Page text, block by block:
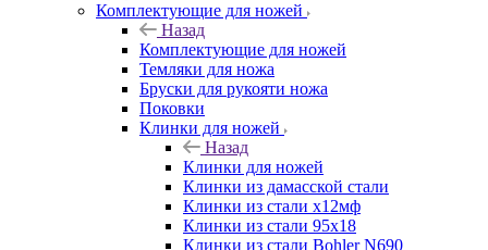
Комплектующие для ножей
Назад
Комплектующие для ножей
Темляки для ножа
Бруски для рукояти ножа
Поковки
Клинки для ножей
Назад
Клинки для ножей
Клинки из дамасской стали
Клинки из стали х12мф
Клинки из стали 95х18
Клинки из стали Bohler N690